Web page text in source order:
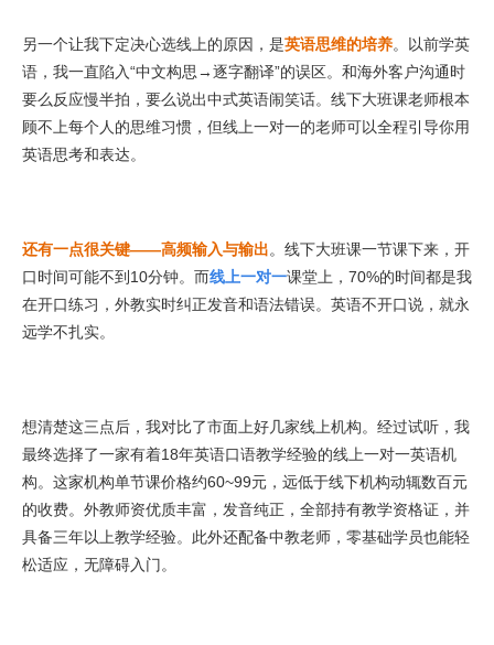
另一个让我下定决心选线上的原因，是英语思维的培养。以前学英
语，我一直陷入“中文构思→逐字翻译”的误区。和海外客户沟通时
要么反应慢半拍，要么说出中式英语闹笑话。线下大班课老师根本
顾不上每个人的思维习惯，但线上一对一的老师可以全程引导你用
英语思考和表达。
还有一点很关键——高频输入与输出。线下大班课一节课下来，开
口时间可能不到10分钟。而线上一对一课堂上，70%的时间都是我
在开口练习，外教实时纠正发音和语法错误。英语不开口说，就永
远学不扎实。
想清楚这三点后，我对比了市面上好几家线上机构。经过试听，我
最终选择了一家有着18年英语口语教学经验的线上一对一英语机
构。这家机构单节课价格约60~99元，远低于线下机构动辄数百元
的收费。外教师资优质丰富，发音纯正，全部持有教学资格证，并
具备三年以上教学经验。此外还配备中教老师，零基础学员也能轻
松适应，无障碍入门。